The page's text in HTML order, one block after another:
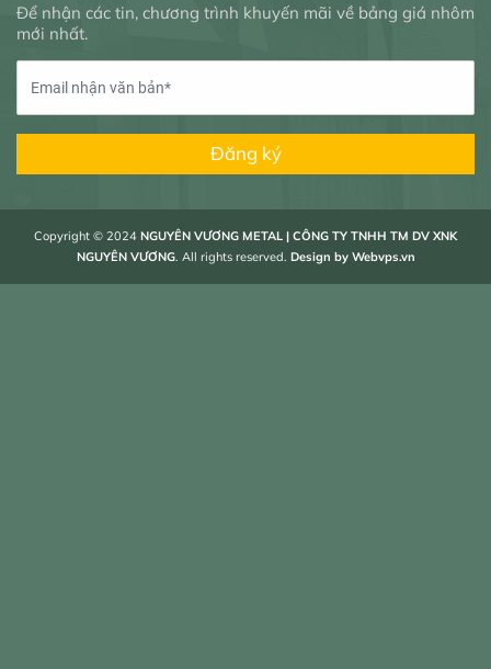
Để nhận các tin, chương trình khuyến mãi về bảng giá nhôm
mới nhất.
Đăng ký
Copyright © 2024 NGUYÊN VƯƠNG METAL | CÔNG TY TNHH TM DV XNK
NGUYÊN VƯƠNG. All rights reserved. Design by Webvps.vn